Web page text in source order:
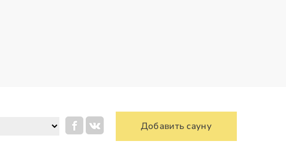
Добавить сауну